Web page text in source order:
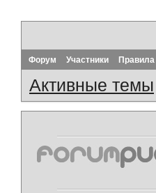
Форум Участники Правила
Активные темы